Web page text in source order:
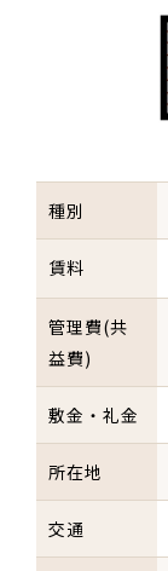
種別
賃料
管理費(共
益費)
敷金・礼金
所在地
交通